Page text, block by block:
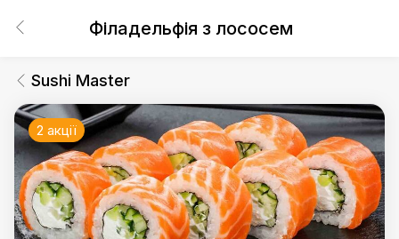
Філадельфія з лососем
Sushi Master
2 акції